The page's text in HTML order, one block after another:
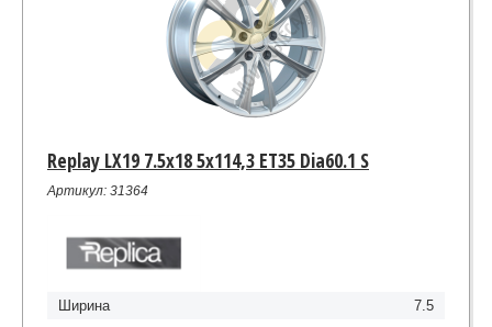
Replay LX19 7.5x18 5x114,3 ET35 Dia60.1 S
Артикул: 31364
Ширина
7.5